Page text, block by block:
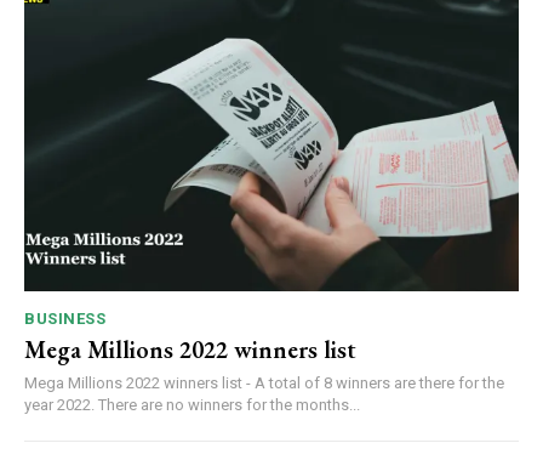
BUSINESS
Mega Millions 2022 winners list
Mega Millions 2022 winners list - A total of 8 winners are there for the
year 2022. There are no winners for the months...